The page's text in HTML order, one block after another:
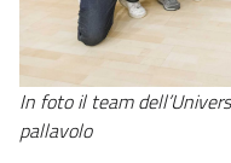
In foto il team
pallavolo